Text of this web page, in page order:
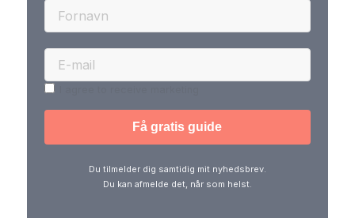
Du tilmelder dig samtidig mit nyhedsbrev.
Du kan afmelde det, når som helst.